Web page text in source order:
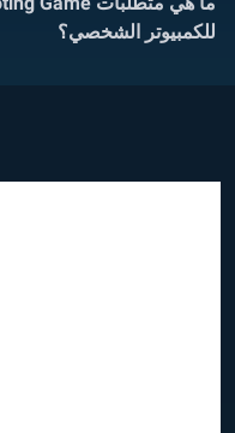
للكمبيوتر الشخصي؟